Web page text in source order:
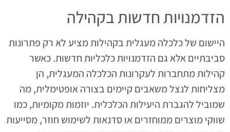
הזדמנויות חדשות בקהילה
היישום של כלכלה מעגלית בקהילות מציע לא רק פתרונות
סביבתיים אלא גם הזדמנויות כלכליות חדשות. כאשר
קהילות מתחברות לעקרונות הכלכלה המעגלית, הן
מצליחות לנצל משאבים קיימים בצורה אופטימלית, מה
שמוביל להגברת היעילות הכלכלית. יוזמות מקומיות, כמו
שווקי מוצרים ממוחזרים או סדנאות לשימוש חוזר, מסייעות